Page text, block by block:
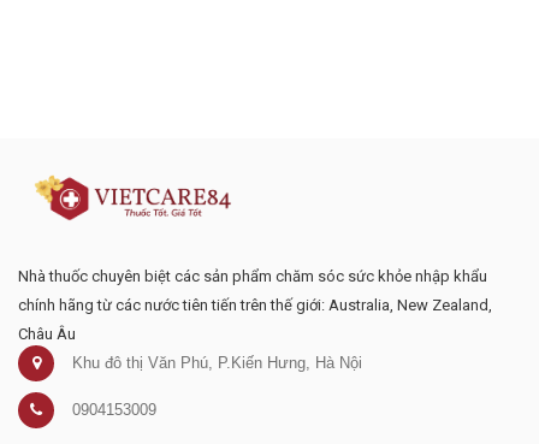
Nhà thuốc chuyên biệt các sản phẩm chăm sóc sức khỏe nhập khẩu
chính hãng từ các nước tiên tiến trên thế giới: Australia, New Zealand,
Châu Âu
Khu đô thị Văn Phú, P.Kiến Hưng, Hà Nội
0904153009